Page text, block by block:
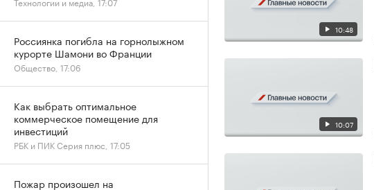
10:48
10:07
Россиянка погибла на горнолыжном
курорте Шамони во Франции
Общество, 17:06
Как выбрать оптимальное
коммерческое помещение для
инвестиций
РБК и ПИК Серия плюс, 17:05
Пожар произошел на